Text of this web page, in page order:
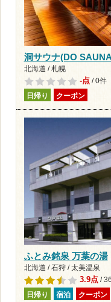
洞サウナ(DO
北海道 / 札幌
-点/ 0件
日帰り クーポン
ふとみ銘泉 万葉の湯
北海道 / 石狩 / 太美温泉
3.9点/
日帰り 宿泊 クーポン